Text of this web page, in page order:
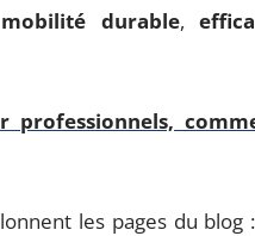
mobilité durable,
professionnels,
les pages du blog